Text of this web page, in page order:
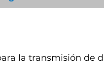
la transmisión de